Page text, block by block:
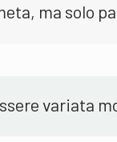
ma solo
variata